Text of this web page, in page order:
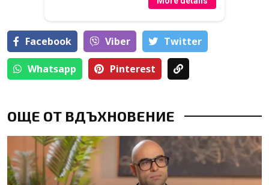
Facebook Viber Тwitter
Whatsapp Pinterest
ОЩЕ ОТ ВДЪХНОВЕНИЕ